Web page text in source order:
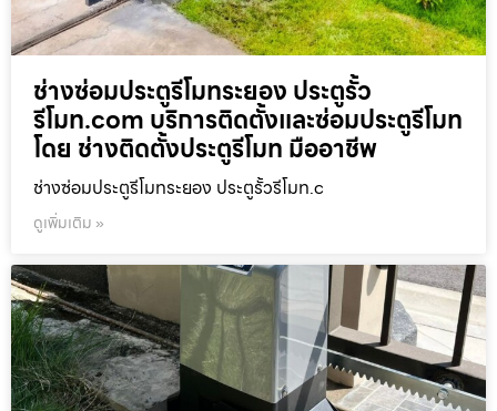
ช่างซ่อมประตูรีโมทระยอง ประตูรั้ว
รีโมท.com บริการติดตั้งและซ่อมประตูรีโมท
โดย ช่างติดตั้งประตูรีโมท มืออาชีพ
ช่างซ่อมประตูรีโมทระยอง ประตูรั้วรีโมท.c
ดูเพิ่มเติม »